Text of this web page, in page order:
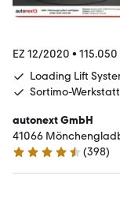
EZ 12/2020 • 115.050
Loading Lift
Sortimo-Werkstatt
autonext GmbH
41066
4.7 Sterne
(398)